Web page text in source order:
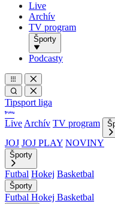
Live
Archív
TV program
Športy
Podcasty
Tipsport liga
Live Archív TV program
JOJ JOJ PLAY NOVINY
Športy
Futbal Hokej Basketbal
Športy
Futbal Hokej Basketbal